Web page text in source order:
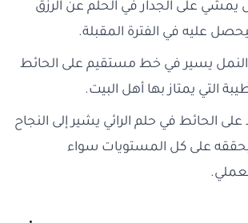
يمشي على الجدار في الحلم عن الرزق
عليه في الفترة المقبلة.
النمل يسير في خط مستقيم على الحائط
التي يمتاز بها أهل البيت.
الحائط في حلم الرائي يشير إلى النجاح
على كل المستويات سواء